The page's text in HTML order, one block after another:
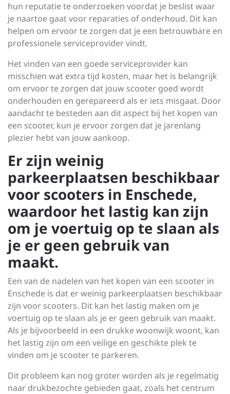
hun reputatie te onderzoeken voordat je beslist waar
je naartoe gaat voor reparaties of onderhoud. Dit kan
helpen om ervoor te zorgen dat je een betrouwbare en
professionele serviceprovider vindt.
Het vinden van een goede serviceprovider kan
misschien wat extra tijd kosten, maar het is belangrijk
om ervoor te zorgen dat jouw scooter goed wordt
onderhouden en gerepareerd als er iets misgaat. Door
aandacht te besteden aan dit aspect bij het kopen van
een scooter, kun je ervoor zorgen dat je jarenlang
plezier hebt van jouw aankoop.
Er zijn weinig
parkeerplaatsen beschikbaar
voor scooters in Enschede,
waardoor het lastig kan zijn
om je voertuig op te slaan als
je er geen gebruik van
maakt.
Een van de nadelen van het kopen van een scooter in
Enschede is dat er weinig parkeerplaatsen beschikbaar
zijn voor scooters. Dit kan het lastig maken om je
voertuig op te slaan als je er geen gebruik van maakt.
Als je bijvoorbeeld in een drukke woonwijk woont, kan
het lastig zijn om een veilige en geschikte plek te
vinden om je scooter te parkeren.
Dit probleem kan nog groter worden als je regelmatig
naar drukbezochte gebieden gaat, zoals het centrum